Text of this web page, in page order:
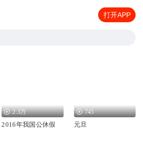
打开APP
2.3万
2016年我国公休假
745
元旦